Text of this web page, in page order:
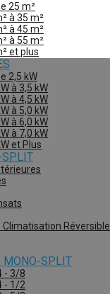
25 m²
à 35 m²
à 45 m²
à 55 m²
et plus
2,5 kW
à 3,5 kW
à 4,5 kW
à 5,0 kW
à 6,0 kW
à 7,0 kW
et Plus
SPLIT
Climatisation Réversible
MONO-SPLIT
- 3/8
- 1/2